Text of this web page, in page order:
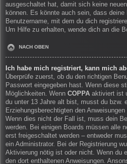
ausgeschaltet hat, damit sich keine
können. Es könnte auch sein, dass deine
Benutzername, mit dem du dich
Um Hilfe zu erhalten, wende dich an die
NACH OBEN
Ich habe mich registriert, kann mich
Überprüfe zuerst, ob du den richtigen
Passwort eingegeben hast. Wenn diese
Möglichkeiten. Wenn COPPA aktiviert ist
du unter 13 Jahre alt bist, musst du bzw.
Erziehungsberechtigten den
Wenn dies nicht der Fall ist, muss dein
werden. Bei einigen Boards müssen alle
erst freigeschaltet werden – entweder
ein Administrator. Bei der Registrierung
Aktivierung nötig ist oder nicht. Wenn du
den dort enthaltenen Anweisungen.